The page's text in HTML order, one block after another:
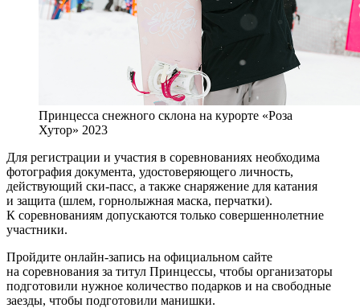
Принцесса снежного склона на курорте «Роза
Хутор» 2023
Для регистрации и участия в соревнованиях необходима
фотография документа, удостоверяющего личность,
действующий ски-пасс, а также снаряжение для катания
и защита (шлем, горнолыжная маска, перчатки).
К соревнованиям допускаются только совершеннолетние
участники.
Пройдите онлайн-запись на официальном сайте
на соревнования за титул Принцессы, чтобы организаторы
подготовили нужное количество подарков и на свободные
заезды, чтобы подготовили манишки.